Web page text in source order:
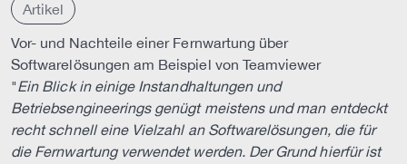
Artikel
Vor- und Nachteile einer Fernwartung über
Softwarelösungen am Beispiel von Teamviewer
"Ein Blick in einige Instandhaltungen und
Betriebsengineerings genügt meistens und man entdeckt
recht schnell eine Vielzahl an Softwarelösungen, die für
die Fernwartung verwendet werden. Der Grund hierfür ist